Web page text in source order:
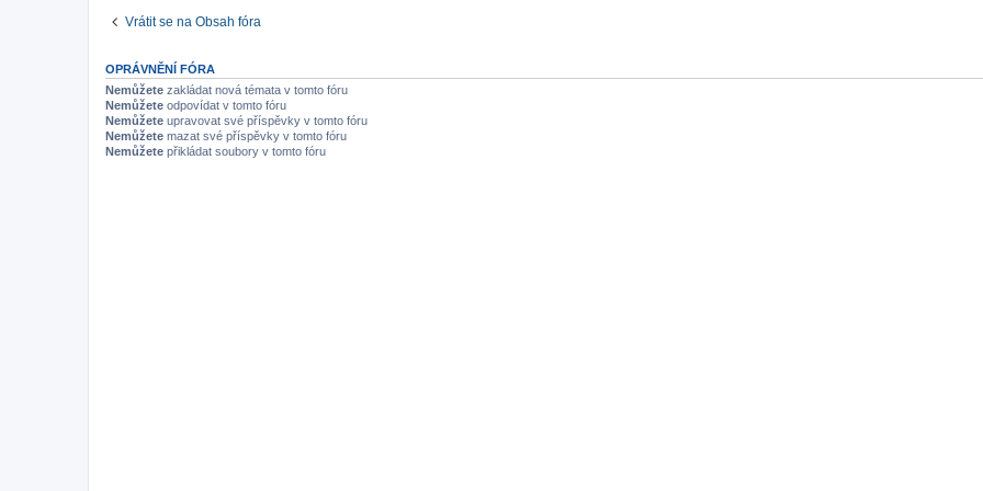
Vrátit se na Obsah fóra
OPRÁVNĚNÍ FÓRA
Nemůžete zakládat nová témata v tomto fóru
Nemůžete odpovídat v tomto fóru
Nemůžete upravovat své příspěvky v tomto fóru
Nemůžete mazat své příspěvky v tomto fóru
Nemůžete přikládat soubory v tomto fóru